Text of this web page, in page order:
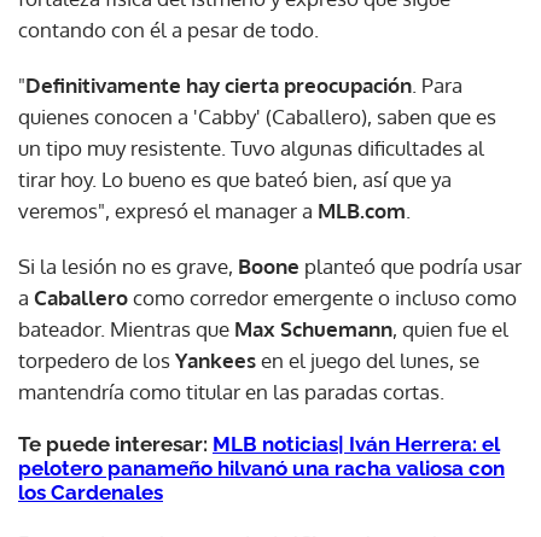
contando con él a pesar de todo.
"Definitivamente hay cierta preocupación . Para
quienes conocen a 'Cabby' (Caballero), saben que es
un tipo muy resistente. Tuvo algunas dificultades al
tirar hoy. Lo bueno es que bateó bien, así que ya
veremos", expresó el manager a MLB.com
Si la lesión no es grave, Boone planteó que podría usar
a Caballerocomo corredor emergente o incluso como
bateador. Mientras que Max Schuemann, quien fue el
torpedero de losYankeesen el juego del lunes, se
mantendría como titular en las paradas cortas.
Te puede interesar: MLB noticias| Iván Herrera: el
pelotero panameño hilvanó una racha valiosa con
los Cardenales